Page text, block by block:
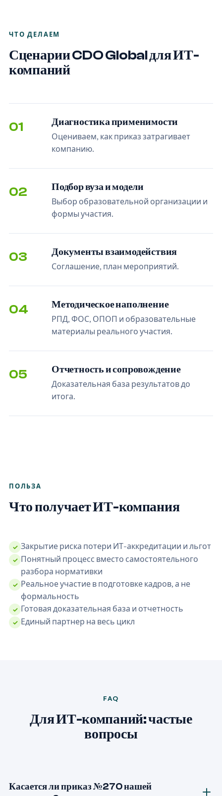
ЧТО ДЕЛАЕМ
Сценарии CDO Global для ИТ-
компаний
01 Диагностика применимости
Оцениваем, как приказ затрагивает
компанию.
02 Подбор вуза и модели
Выбор образовательной организации и
формы участия.
03 Документы взаимодействия
Соглашение, план мероприятий.
04 Методическое наполнение
РПД, ФОС, ОПОП и образовательные
материалы реального участия.
05 Отчетность и сопровождение
Доказательная база результатов до
итога.
ПОЛЬЗА
Что получает ИТ-компания
✓ Закрытие риска потери ИТ-аккредитации и льгот
✓ Понятный процесс вместо самостоятельного
разбора нормативки
✓ Реальное участие в подготовке кадров, а не
формальность
✓ Готовая доказательная база и отчетность
✓ Единый партнер на весь цикл
FAQ
Для ИТ-компаний: частые
вопросы
Касается ли приказ №270 нашей